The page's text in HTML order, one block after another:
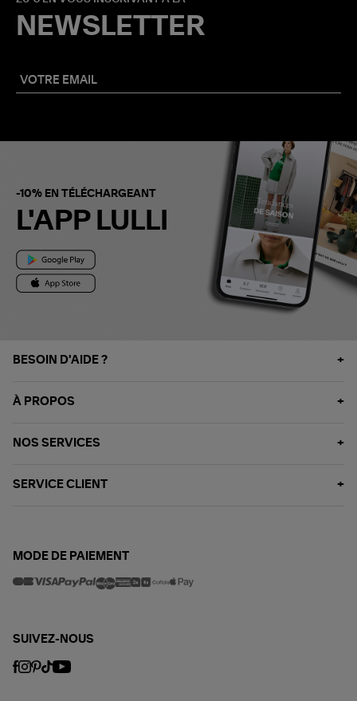
NEWSLETTER
-10% EN TÉLÉCHARGEANT
L'APP LULLI
BESOIN D'AIDE ?
À PROPOS
NOS SERVICES
SERVICE CLIENT
MODE DE PAIEMENT
SUIVEZ-NOUS